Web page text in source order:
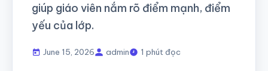
giúp giáo viên nắm rõ điểm mạnh, điểm
yếu của lớp.
June 15, 2026 admin 1 phút đọc